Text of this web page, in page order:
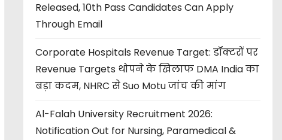
Released, 10th Pass Candidates Can Apply
Through Email
Corporate Hospitals Revenue Target: डॉक्टरों पर
Revenue Targets थोपने के खिलाफ DMA India का
बड़ा कदम, NHRC से Suo Motu जांच की मांग
Al-Falah University Recruitment 2026:
Notification Out for Nursing, Paramedical &